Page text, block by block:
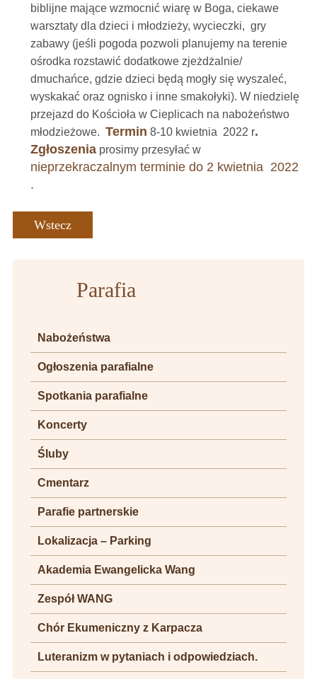
biblijne mające wzmocnić wiarę w Boga, ciekawe
warsztaty dla dzieci i młodzieży, wycieczki, gry
zabawy (jeśli pogoda pozwoli planujemy na terenie
ośrodka rozstawić dodatkowe zjeżdżalnie/
dmuchańce, gdzie dzieci będą mogły się wyszaleć,
wyskakać oraz ognisko i inne smakołyki). W niedzielę
przejazd do Kościoła w Cieplicach na nabożeństwo
młodzieżowe. Termin 8-10 kwietnia 2022 r.
Zgłoszeniaprosimy przesyłać w
nieprzekraczalnym terminie do 2 kwietnia 2022
.
Wstecz
Parafia
Nabożeństwa
Ogłoszenia parafialne
Spotkania parafialne
Koncerty
Śluby
Cmentarz
Parafie partnerskie
Lokalizacja – Parking
Akademia Ewangelicka Wang
Zespół WANG
Chór Ekumeniczny z Karpacza
Luteranizm w pytaniach i odpowiedziach.